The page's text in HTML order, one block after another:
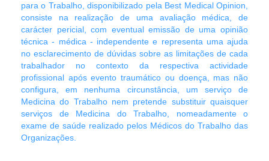
para o Trabalho, disponibilizado pela Best Medical Opinion,
consiste na realização de uma avaliação médica, de
carácter pericial, com eventual emissão de uma opinião
técnica - médica - independente e representa uma ajuda
no esclarecimento de dúvidas sobre as limitações de cada
trabalhador no contexto da respectiva actividade
profissional após evento traumático ou doença, mas não
configura, em nenhuma circunstância, um serviço de
Medicina do Trabalho nem pretende substituir quaisquer
serviços de Medicina do Trabalho, nomeadamente o
exame de saúde realizado pelos Médicos do Trabalho das
Organizações.